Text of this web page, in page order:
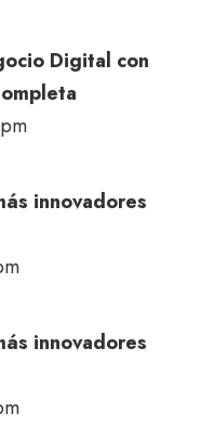
Digital con
innovadores
innovadores